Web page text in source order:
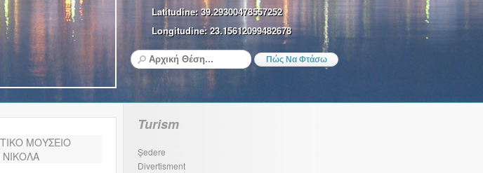
Latitudine:39.29300478557252
Longitudine:23.15612099482678
Turism
Ședere
Divertisment